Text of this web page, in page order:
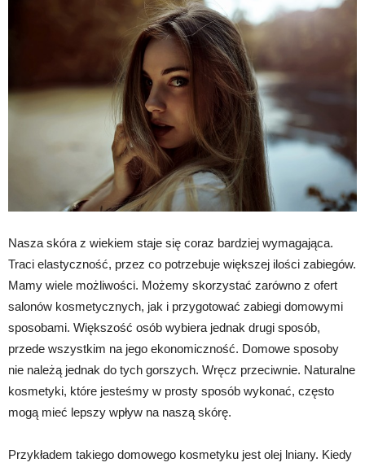
Nasza skóra z wiekiem staje się coraz bardziej wymagająca.
Traci elastyczność, przez co potrzebuje większej ilości zabiegów.
Mamy wiele możliwości. Możemy skorzystać zarówno z ofert
salonów kosmetycznych, jak i przygotować zabiegi domowymi
sposobami. Większość osób wybiera jednak drugi sposób,
przede wszystkim na jego ekonomiczność. Domowe sposoby
nie należą jednak do tych gorszych. Wręcz przeciwnie. Naturalne
kosmetyki, które jesteśmy w prosty sposób wykonać, często
mogą mieć lepszy wpływ na naszą skórę.
Przykładem takiego domowego kosmetyku jest olej lniany. Kiedy